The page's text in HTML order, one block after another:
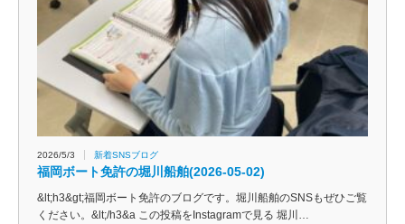
2026/5/3 新着SNSブログ
福岡ボート免許の堀川船舶(2026-05-02)
&lt;h3&gt;福岡ボート免許のブログです。堀川船舶のSNSもぜひご覧
ください。&lt;/h3&a この投稿をInstagramで見る 堀川…